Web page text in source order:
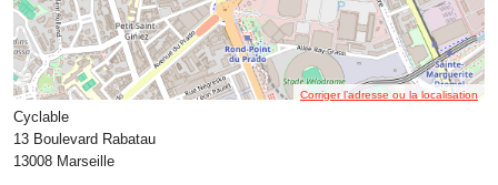
Corriger l’adresse ou la localisation
Cyclable
13 Boulevard Rabatau
13008 Marseille